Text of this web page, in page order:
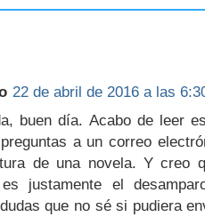
22 de abril de 2016 a las
buen día. Acabo de leer
a un correo
de una novela. Y creo
justamente el
que no sé si pudiera